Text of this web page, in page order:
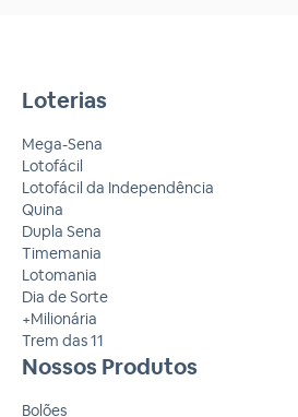
Loterias
Mega-Sena
Lotofácil
Lotofácil da Independência
Quina
Dupla Sena
Timemania
Lotomania
Dia de Sorte
+Milionária
Trem das 11
Nossos Produtos
Bolões